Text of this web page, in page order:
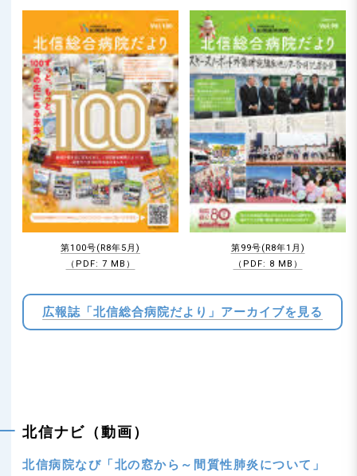
第100号(R8年5月)
（PDF: 7 MB）
第99号(R8年1月)
（PDF: 8 MB）
広報誌「北信総合病院だより」アーカイブを見る
北信ナビ（動画）
北信病院なび「北の窓から～間質性肺炎について」